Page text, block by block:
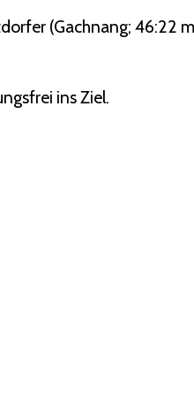
(Gachnang; 46:22
ins Ziel.